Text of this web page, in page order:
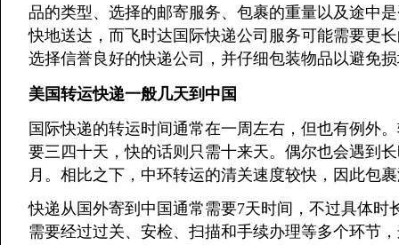
品的类型、选择的邮寄服务、包裹的重量以及途中
快地送达，而飞时达国际快递公司服务可能需要更
选择信誉良好的快递公司，并仔细包装物品以避免
美国转运快递一般几天到中国
国际快递的转运时间通常在一周左右，但也有例外
要三四十天，快的话则只需十来天。偶尔也会遇到
月。相比之下，中环转运的清关速度较快，因此包
快递从国外寄到中国通常需要7天时间，不过具体
需要经过过关、安检、扫描和手续办理等多个环节